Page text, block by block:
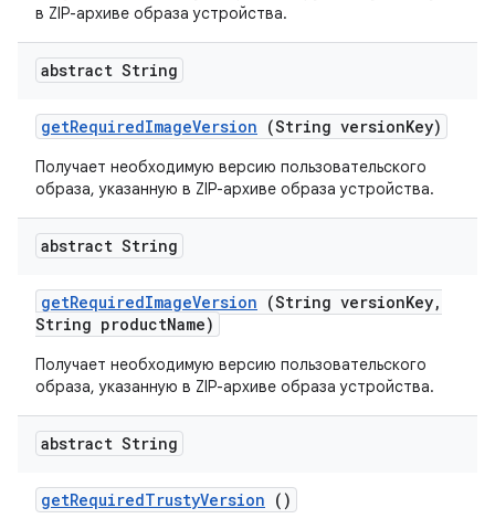
в ZIP-архиве образа устройства.
abstract String
getRequiredImageVersion (String versionKey)
Получает необходимую версию пользовательского
образа, указанную в ZIP-архиве образа устройства.
abstract String
getRequiredImageVersion (String versionKey,
String productName)
Получает необходимую версию пользовательского
образа, указанную в ZIP-архиве образа устройства.
abstract String
getRequiredTrustyVersion ()